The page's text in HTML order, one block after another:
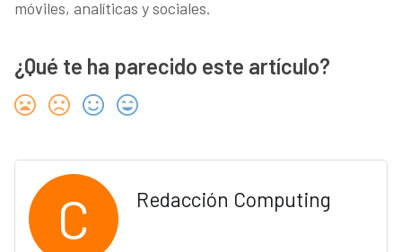
móviles, analíticas y sociales.
¿Qué te ha parecido este artículo?
C Redacción Computing